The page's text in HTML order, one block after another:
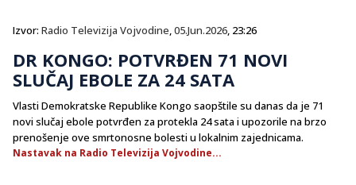
Izvor: Radio Televizija Vojvodine,05.Jun.2026, 23:26
DR KONGO: POTVRĐEN 71 NOVI
SLUČAJ EBOLE ZA 24 SATA
Vlasti Demokratske Republike Kongo saopštile su danas da je 71
novi slučaj ebole potvrđen za protekla 24 sata i upozorile na brzo
prenošenje ove smrtonosne bolesti u lokalnim zajednicama.
Nastavak na Radio Televizija Vojvodine...